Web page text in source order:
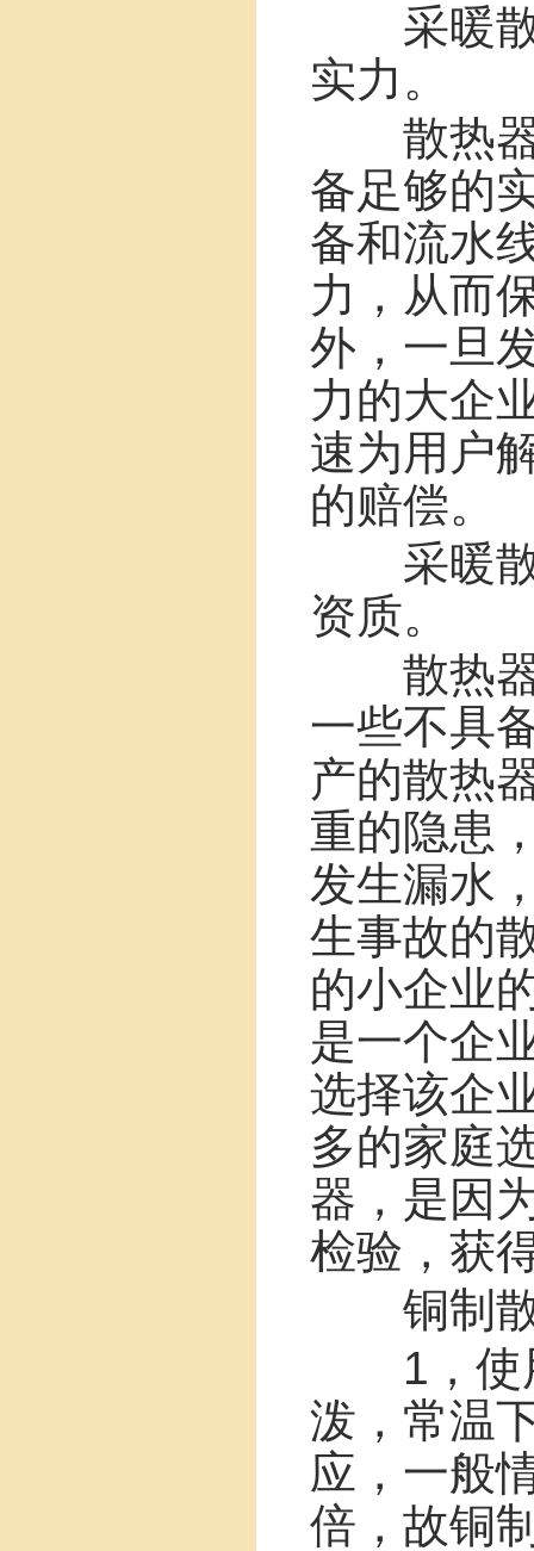
采暖散
实力。
散热器
备足够的
备和流水
力，从而
外，一旦
力的大企
速为用户
的赔偿。
采暖散
资质。
散热器
一些不具
产的散热
重的隐患
发生漏水
生事故的
的小企业
是一个企
选择该企
多的家庭
器，是因
检验，获
铜制散
1，使用
泼，常温
应，一般
倍，故铜